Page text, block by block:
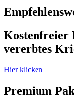
Kostenfreier
vererbtes
Hier klicken
Premium